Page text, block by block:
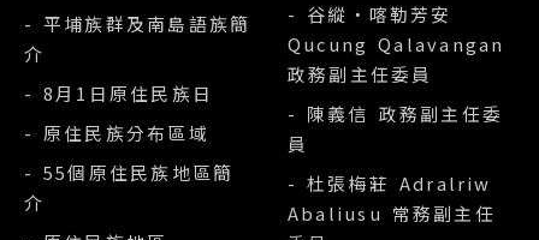
- 平埔族群及南島語族簡
介
- 8月1日原住民族日
- 原住民族分布區域
- 55個原住民族地區簡
介
- 谷縱‧喀勒芳安
Qucung Qalavangan
政務副主任委員
- 陳義信 政務副主任委
員
- 杜張梅莊 Adralriw
Abaliusu 常務副主任